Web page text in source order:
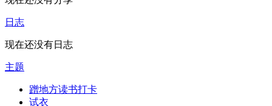
日志
现在还没有日志
主题
蹭地方读书打卡
试衣